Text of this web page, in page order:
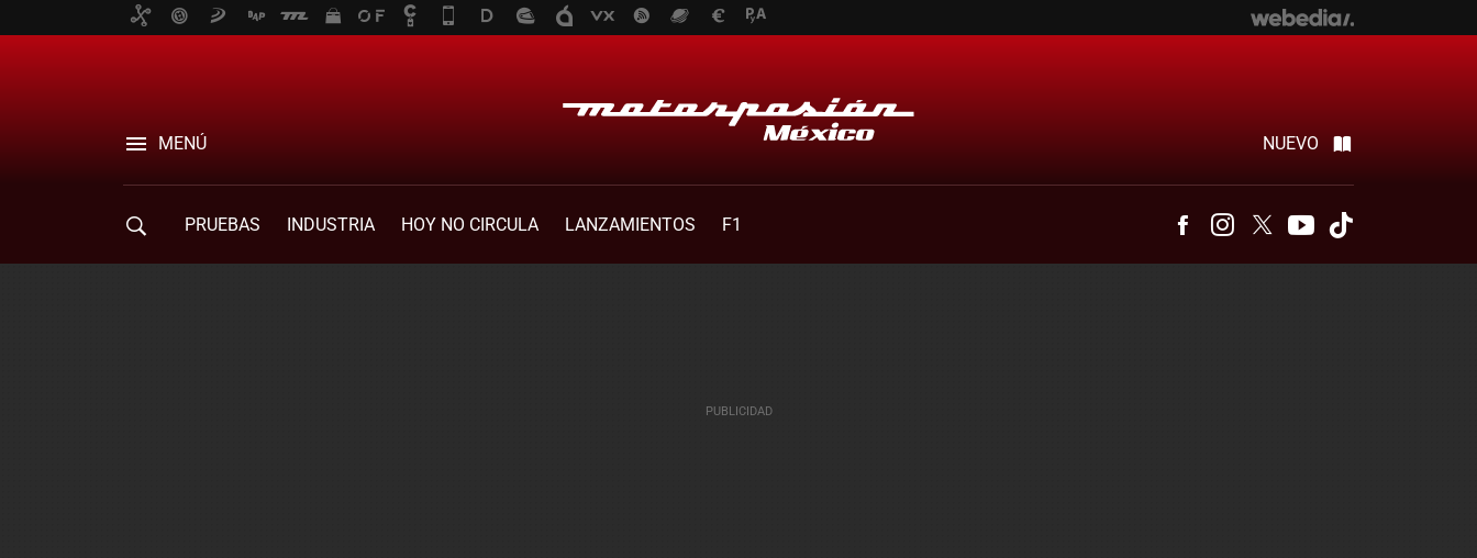
MENÚ NUEVO
PRUEBAS INDUSTRIA HOY NO CIRCULA LANZAMIENTOS F1 FacebookInstagram
Twitter Youtube